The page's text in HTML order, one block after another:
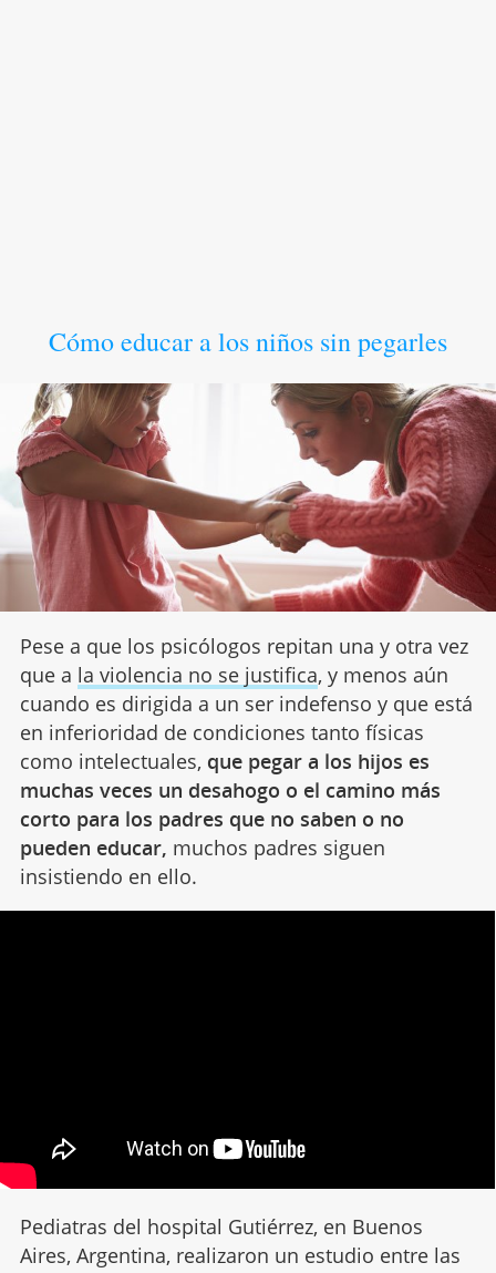
Cómo educar a los niños sin pegarles
Pese a que los psicólogos repitan una y otra vez
que a la violencia no se justifica, y menos aún
cuando es dirigida a un ser indefenso y que está
en inferioridad de condiciones tanto físicas
como intelectuales, que pegar a los hijos es
muchas veces un desahogo o el camino más
corto para los padres que no saben o no
pueden educar, muchos padres siguen
insistiendo en ello.
Pediatras del hospital Gutiérrez, en Buenos
Aires, Argentina, realizaron un estudio entre las